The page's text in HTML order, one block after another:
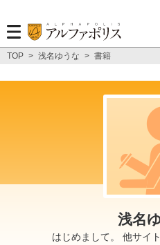
TOP > 浅名ゆうな > 書籍
浅名
はじめまして。 他サイ